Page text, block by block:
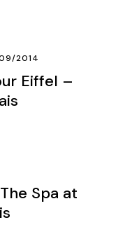
2014
Eiffel –
Spa at